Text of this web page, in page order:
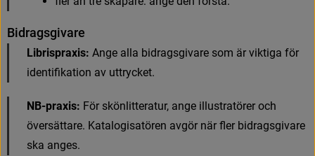
Bidragsgivare
Librispraxis: Ange alla bidragsgivare som är viktiga för
identifkation av uttrycket.
NB-praxis: För skönlitteratur, ange illustratörer och
översättare. Katalogisatören avgör när fer bidragsgivare
ska anges.